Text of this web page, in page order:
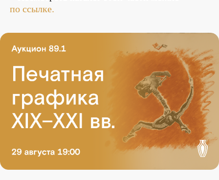
по ссылке.